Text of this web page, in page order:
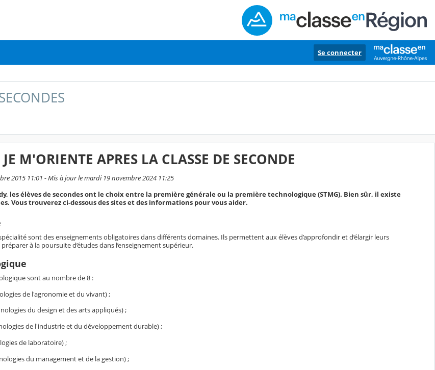
Se connecter
M'ORIENTE APRES LA CLASSE DE SECONDE
2015 11:01 - Mis à jour le mardi 19 novembre 2024 11:25
les élèves de secondes ont le choix entre la première générale ou la première technologique (STMG). Bien sûr, il existe
Vous trouverez ci-dessous des sites et des informations pour vous aider.
sont des enseignements obligatoires dans différents domaines. Ils permettent aux élèves d’approfondir et d’élargir leurs
à la poursuite d’études dans l’enseignement supérieur.
sont au nombre de 8 :
de l'agronomie et du vivant) ;
du design et des arts appliqués) ;
de l'industrie et du développement durable) ;
de laboratoire) ;
du management et de la gestion) ;